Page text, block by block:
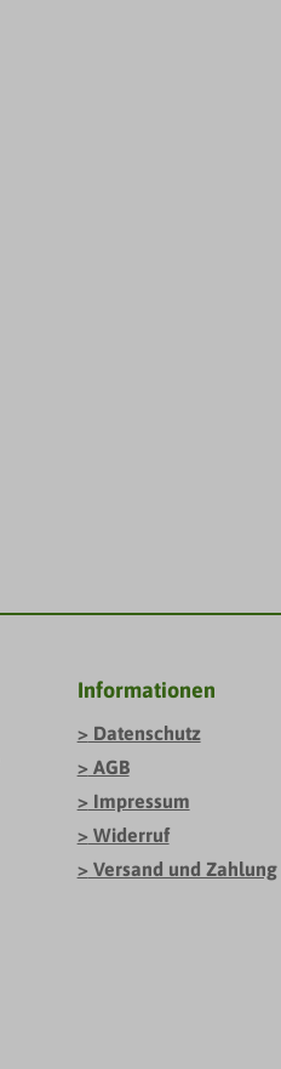
Informationen
Datenschutz
AGB
Impressum
Widerruf
Versand und Zahlung